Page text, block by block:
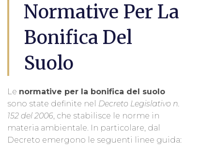
Normative Per La
Bonifica Del
Suolo
Le normative per la bonifica del suolo
sono state definite nel Decreto Legislativo n.
152 del 2006, che stabilisce le norme in
materia ambientale. In particolare, dal
Decreto emergono le seguenti linee guida: